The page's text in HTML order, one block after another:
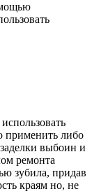
применить либо
выбоин и
ремонта
зубила, придав
краям но, не